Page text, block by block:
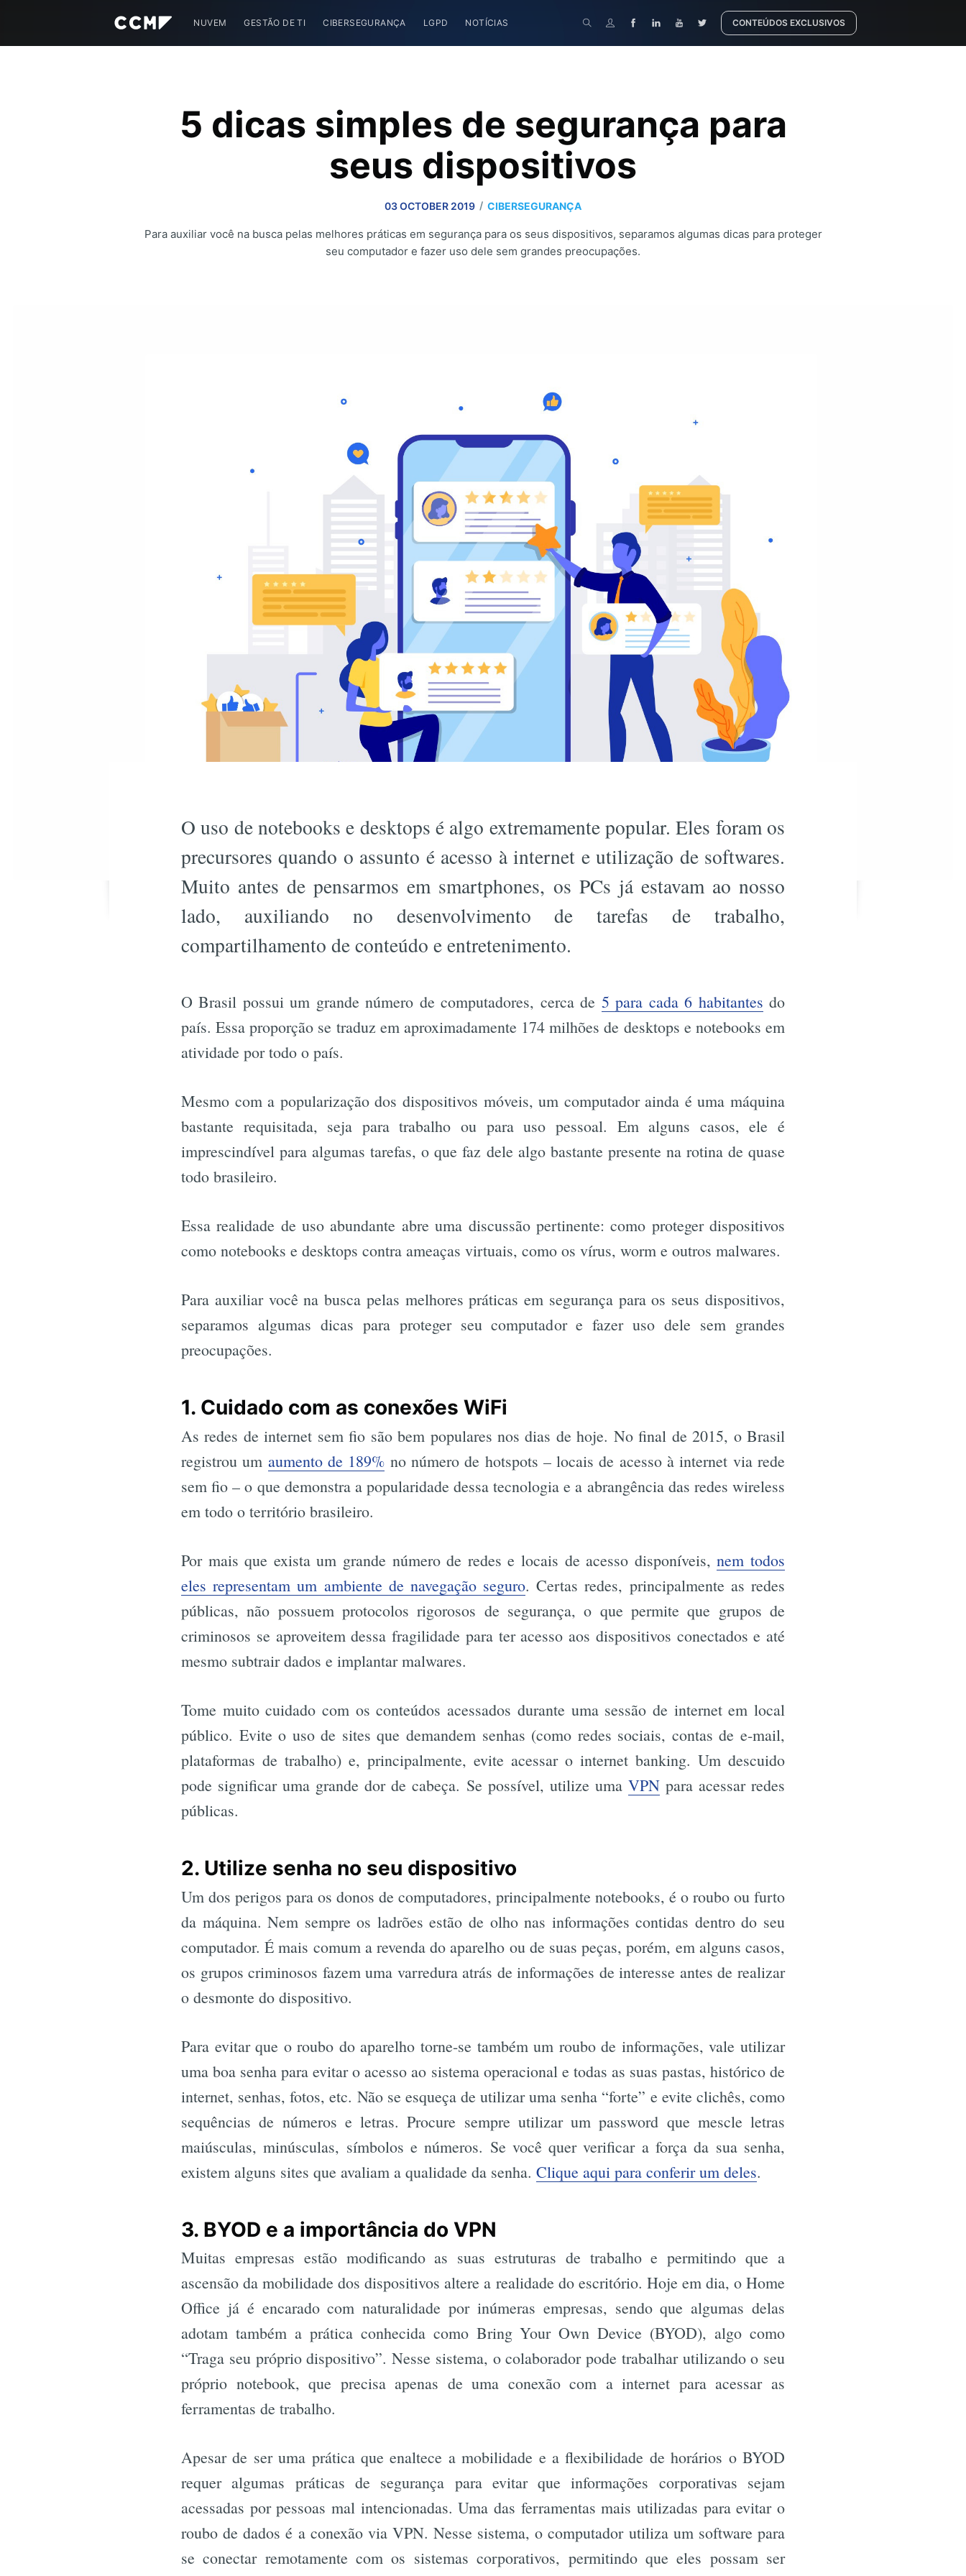
NUVEM GESTÃO DE TI CIBERSEGURANÇA LGPD NOTÍCIAS CONTEÚDOS EXCLUSIVOS
5 dicas simples de segurança para
seus dispositivos
03 OCTOBER 2019 / CIBERSEGURANÇA
Para auxiliar você na busca pelas melhores práticas em segurança para os seus dispositivos, separamos algumas dicas para proteger
seu computador e fazer uso dele sem grandes preocupações.
O uso de notebooks e desktops é algo extremamente popular. Eles foram os
precursores quando o assunto é acesso à internet e utilização de softwares.
Muito antes de pensarmos em smartphones, os PCs já estavam ao nosso
lado, auxiliando no desenvolvimento de tarefas de trabalho,
compartilhamento de conteúdo e entretenimento.
O Brasil possui um grande número de computadores, cerca de 5 para cada 6 habitantes do
país. Essa proporção se traduz em aproximadamente 174 milhões de desktops e notebooks em
atividade por todo o país.
Mesmo com a popularização dos dispositivos móveis, um computador ainda é uma máquina
bastante requisitada, seja para trabalho ou para uso pessoal. Em alguns casos, ele é
imprescindível para algumas tarefas, o que faz dele algo bastante presente na rotina de quase
todo brasileiro.
Essa realidade de uso abundante abre uma discussão pertinente: como proteger dispositivos
como notebooks e desktops contra ameaças virtuais, como os vírus, worm e outros malwares.
Para auxiliar você na busca pelas melhores práticas em segurança para os seus dispositivos,
separamos algumas dicas para proteger seu computador e fazer uso dele sem grandes
preocupações.
1. Cuidado com as conexões WiFi
As redes de internet sem fio são bem populares nos dias de hoje. No final de 2015, o Brasil
registrou um aumento de 189% no número de hotspots – locais de acesso à internet via rede
sem fio – o que demonstra a popularidade dessa tecnologia e a abrangência das redes wireless
em todo o território brasileiro.
Por mais que exista um grande número de redes e locais de acesso disponíveis,nem todos
eles representam um ambiente de navegação seguro. Certas redes, principalmente as redes
públicas, não possuem protocolos rigorosos de segurança, o que permite que grupos de
criminosos se aproveitem dessa fragilidade para ter acesso aos dispositivos conectados e até
mesmo subtrair dados e implantar malwares.
Tome muito cuidado com os conteúdos acessados durante uma sessão de internet em local
público. Evite o uso de sites que demandem senhas (como redes sociais, contas de e-mail,
plataformas de trabalho) e, principalmente, evite acessar o internet banking. Um descuido
pode significar uma grande dor de cabeça. Se possível, utilize uma VPNpara acessar redes
públicas.
2. Utilize senha no seu dispositivo
Um dos perigos para os donos de computadores, principalmente notebooks, é o roubo ou furto
da máquina. Nem sempre os ladrões estão de olho nas informações contidas dentro do seu
computador. É mais comum a revenda do aparelho ou de suas peças, porém, em alguns casos,
os grupos criminosos fazem uma varredura atrás de informações de interesse antes de realizar
o desmonte do dispositivo.
Para evitar que o roubo do aparelho torne-se também um roubo de informações, vale utilizar
uma boa senha para evitar o acesso ao sistema operacional e todas as suas pastas, histórico de
internet, senhas, fotos, etc. Não se esqueça de utilizar uma senha “forte” e evite clichês, como
sequências de números e letras. Procure sempre utilizar um password que mescle letras
maiúsculas, minúsculas, símbolos e números. Se você quer verificar a força da sua senha,
existem alguns sites que avaliam a qualidade da senha. Clique aqui para conferir um deles.
3. BYOD e a importância do VPN
Muitas empresas estão modificando as suas estruturas de trabalho e permitindo que a
ascensão da mobilidade dos dispositivos altere a realidade do escritório. Hoje em dia, o Home
Office já é encarado com naturalidade por inúmeras empresas, sendo que algumas delas
adotam também a prática conhecida como Bring Your Own Device (BYOD), algo como
“Traga seu próprio dispositivo”. Nesse sistema, o colaborador pode trabalhar utilizando o seu
próprio notebook, que precisa apenas de uma conexão com a internet para acessar as
ferramentas de trabalho.
Apesar de ser uma prática que enaltece a mobilidade e a flexibilidade de horários o BYOD
requer algumas práticas de segurança para evitar que informações corporativas sejam
acessadas por pessoas mal intencionadas. Uma das ferramentas mais utilizadas para evitar o
roubo de dados é a conexão via VPN. Nesse sistema, o computador utiliza um software para
se conectar remotamente com os sistemas corporativos, permitindo que eles possam ser
Buscar